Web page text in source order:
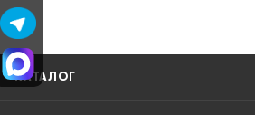
КАТАЛОГ